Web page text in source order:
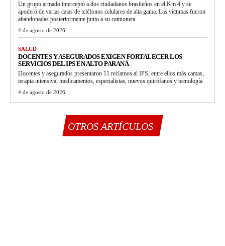
Un grupo armado interceptó a dos ciudadanos brasileños en el Km 4 y se
apoderó de varias cajas de teléfonos celulares de alta gama. Las víctimas fueron
abandonadas posteriormente junto a su camioneta.
4 de agosto de 2026
SALUD
DOCENTES Y ASEGURADOS EXIGEN FORTALECER LOS
SERVICIOS DEL IPS EN ALTO PARANÁ
Docentes y asegurados presentaron 11 reclamos al IPS, entre ellos más camas,
terapia intensiva, medicamentos, especialistas, nuevos quirófanos y tecnología.
4 de agosto de 2026
OTROS ARTÍCULOS